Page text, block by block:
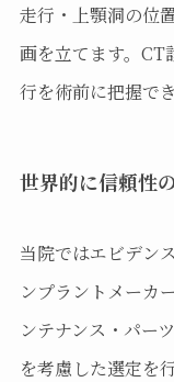
走行・上顎洞の位
画を立てます。CT
行を術前に把握で
世界的に信頼性
当院ではエビデン
ンプラントメーカ
ンテナンス・パー
を考慮した選定を